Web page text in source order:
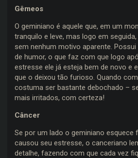
Gêmeos
O geminiano é aquele que, em um
tranquilo e leve, mas logo em
sem nenhum motivo aparente.
de humor, o que faz com que logo
estresse ele já esteja bem de novo e
que o deixou tão furioso. Quando
costuma ser bastante debochado –
mais irritados, com certeza!
Câncer
Se por um lado o geminiano esquece
causou seu estresse, o canceriano
detalhe, fazendo com que cada vez